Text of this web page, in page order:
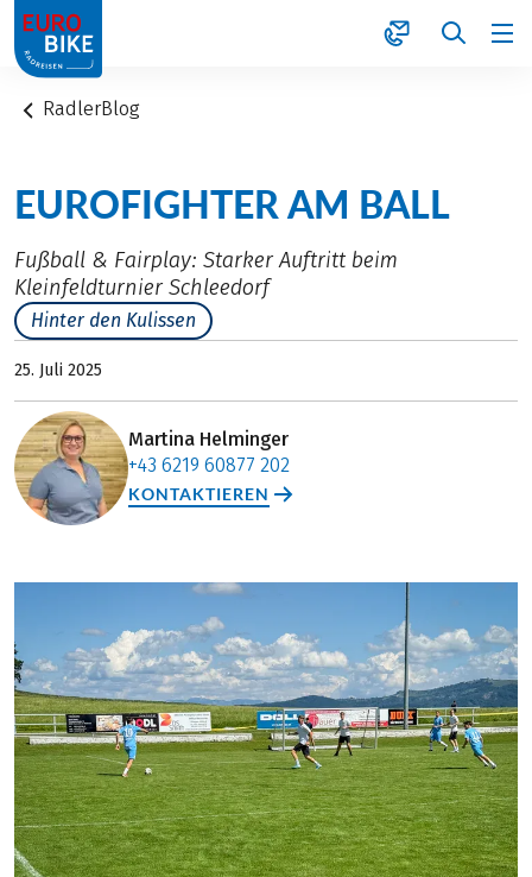
1
RadlerBlog
EUROFIGHTER AM BALL
Fußball & Fairplay: Starker Auftritt beim
Kleinfeldturnier Schleedorf
Hinter den Kulissen
25. Juli 2025
Martina Helminger
+43 6219 60877 202
KONTAKTIEREN